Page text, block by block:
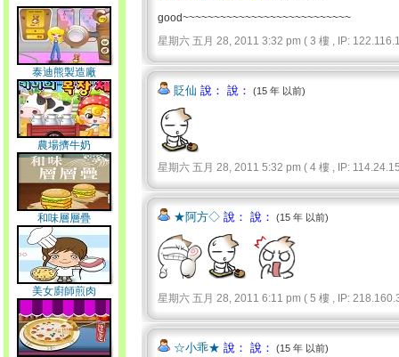
泰迪熊製造廠
農場擠牛奶
和味層層疊
美女廚師煎肉
good~~~~~~~~~~~~~~~~~~~~~~~~~~~
星期六 五月 28, 2011 3:32 pm ( 3 樓 , IP:
貶仙 說： 說： (15 年 以前)
星期六 五月 28, 2011 5:32 pm ( 4 樓 , IP:
★阿方◇ 說： 說： (15 年 以前)
星期六 五月 28, 2011 6:11 pm ( 5 樓 , IP:
☆小乖★ 說： 說： (15 年 以前)